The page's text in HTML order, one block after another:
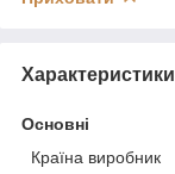
Характеристики
Основні
Країна виробник